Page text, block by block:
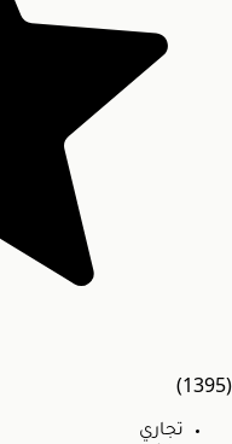
(1395)
تجاري